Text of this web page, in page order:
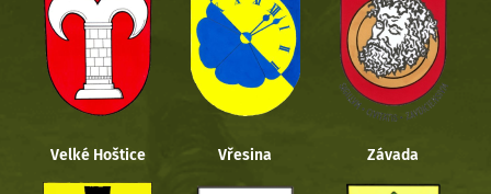
Velké Hoštice Vřesina Závada